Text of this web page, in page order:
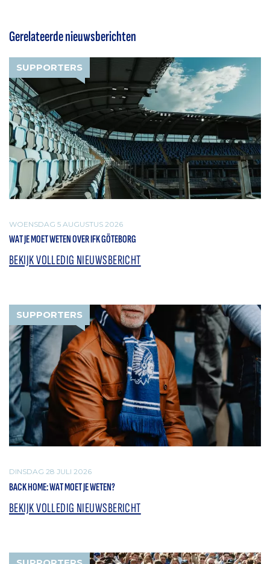
Gerelateerde nieuwsberichten
SUPPORTERS
WOENSDAG 5 AUGUSTUS 2026
WAT JE MOET WETEN OVER IFK GÖTEBORG
BEKIJK VOLLEDIG NIEUWSBERICHT
SUPPORTERS
DINSDAG 28 JULI 2026
BACK HOME: WAT MOET JE WETEN?
BEKIJK VOLLEDIG NIEUWSBERICHT